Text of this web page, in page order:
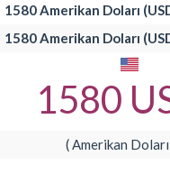
1580 Amerikan Doları
1580 Amerikan Doları
1580
( Amerikan